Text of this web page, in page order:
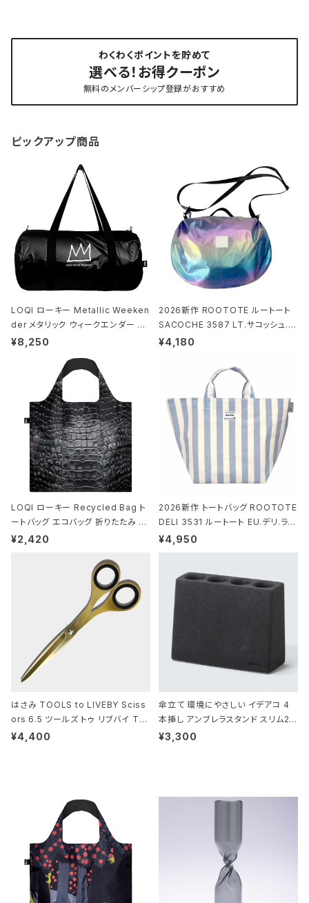
わくわくポイントを貯めて
選べる！お得クーポン
無料のメンバーシップ登録がおすすめ
ピックアップ商品
LOQI ローキー Metallic Weeken
der メタリック ウィークエンダー ボ
ストンバッグ ショルダーバッグ JEAN
ck ジャン=ミッシェル・バスキア/クラ
ウン ブラック
¥8,250
2026新作 ROOTOTE ルートート
SACOCHE 3587 LT.サコッシュ.ル
ミエ-B ショルダーバッグ グロスネイ
¥4,180
LOQI ローキー Recycled Bag ト
ートバッグ エコバッグ 折りたたみ 大
きめ 撥水加工 収納ポーチ CROCO
¥2,420
2026新作 トートバッグ ROOTOTE
DELI 3531 ルートート EU.デリ.ラミ
ネート-W サックス・ホワイト
¥4,950
はさみ TOOLS to LIVEBY Sciss
ors 6.5 ツールズ トゥ リブバイ TL
010 シザーズ 6.5 ゴールド
¥4,400
傘立て 環境にやさしい イデアコ 4
本挿し アンブレラスタンド スリム2 i
deaco Umbrella Stand slim2 s
¥3,300